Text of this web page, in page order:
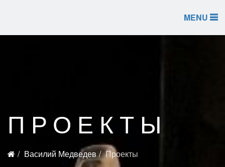
MENU
ПРОЕКТЫ
Василий Медведев Проекты